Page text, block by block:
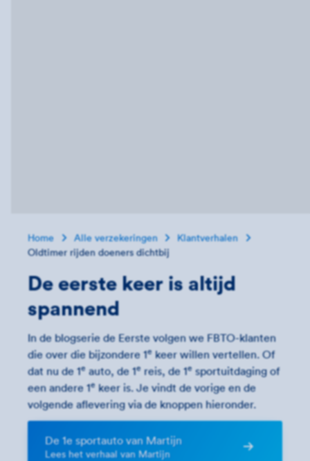
Home Alle verzekeringen
Klantverhalen
Oldtimer rijden doeners dichtbij
De eerste keer is altijd
spannend
In de blogserie de Eerste volgen we FBTO-klanten
die over die bijzondere 1e keer willen vertellen. Of
dat nu de 1e auto, de 1e reis, de 1e sportuitdaging of
een andere 1e keer is. Je vindt de vorige en de
volgende aflevering via de knoppen hieronder.
De 1e sportauto van Martijn
Lees het verhaal van Martijn